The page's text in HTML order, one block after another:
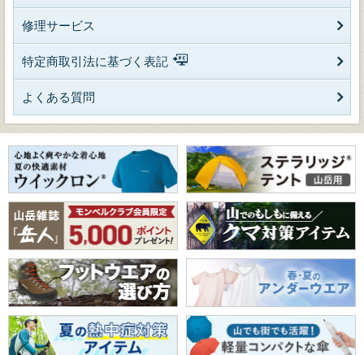
修理サービス
特定商取引法に基づく表記
よくある質問